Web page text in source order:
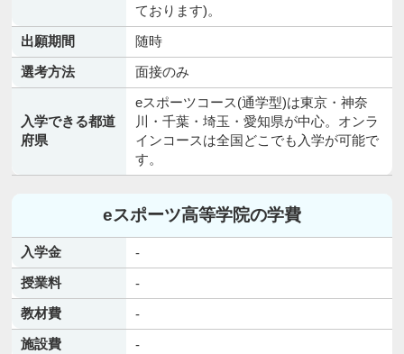
ております)。
出願期間
随時
選考方法
面接のみ
入学できる都道
府県
eスポーツコース(通学型)は東京・神奈
川・千葉・埼玉・愛知県が中心。オンラ
インコースは全国どこでも入学が可能で
す。
eスポーツ高等学院の学費
入学金
-
授業料
-
教材費
-
施設費
-